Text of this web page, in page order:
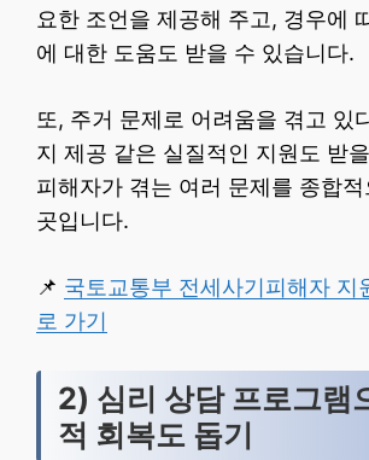
요한 조언을 제공해 주고, 경우에
에 대한 도움도 받을 수 있습니다.
또, 주거 문제로 어려움을 겪고 있
지 제공 같은 실질적인 지원도 받
피해자가 겪는 여러 문제를 종합
곳입니다.
📌 국토교통부 전세사기피해자 지
로 가기
2) 심리 상담 프로그램
적 회복도 돕기